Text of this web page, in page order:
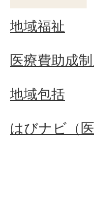
地域福祉
医療費助成
地域包括
はびナビ（